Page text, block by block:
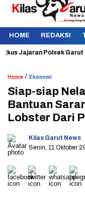
HOME REDAKSI
Polsek Garut Kota
Home / Ekonomi
Siap-siap
Bantuan
Lobster Dari
Kilas Garut News
Senin, 11 Oktober